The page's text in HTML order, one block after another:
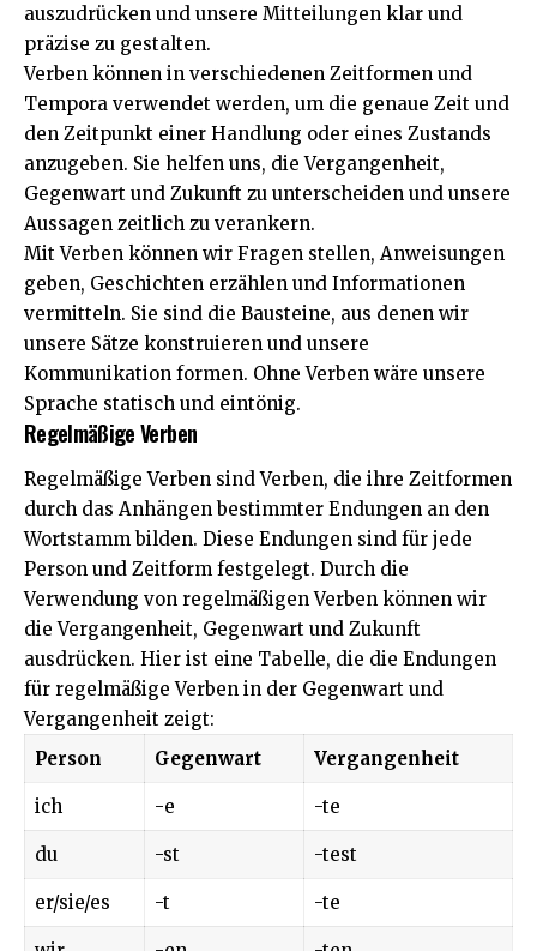
auszudrücken und unsere Mitteilungen klar und
präzise zu gestalten.
Verben können in verschiedenen Zeitformen und
Tempora verwendet werden, um die genaue Zeit und
den Zeitpunkt einer Handlung oder eines Zustands
anzugeben. Sie helfen uns, die Vergangenheit,
Gegenwart und Zukunft zu unterscheiden und unsere
Aussagen zeitlich zu verankern.
Mit Verben können wir Fragen stellen, Anweisungen
geben, Geschichten erzählen und Informationen
vermitteln. Sie sind die Bausteine, aus denen wir
unsere Sätze konstruieren und unsere
Kommunikation formen. Ohne Verben wäre unsere
Sprache statisch und eintönig.
Regelmäßige Verben
Regelmäßige Verben sind Verben, die ihre Zeitformen
durch das Anhängen bestimmter Endungen an den
Wortstamm bilden. Diese Endungen sind für jede
Person und Zeitform festgelegt. Durch die
Verwendung von regelmäßigen Verben können wir
die Vergangenheit, Gegenwart und Zukunft
ausdrücken. Hier ist eine Tabelle, die die Endungen
für regelmäßige Verben in der Gegenwart und
Vergangenheit zeigt:
Person
Gegenwart Vergangenheit
ich -e -te
du -st -test
er/sie/es -t -te